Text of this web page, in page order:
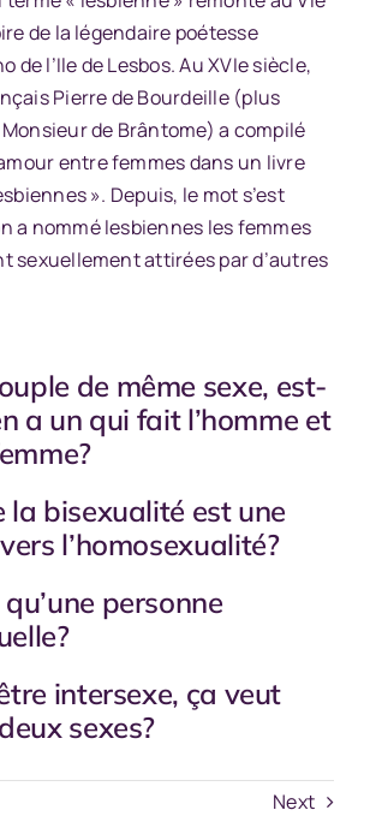
de la légendaire poétesse
de l’Ile de Lesbos. Au XVIe siècle,
Pierre de Bourdeille (plus
de Brântome) a compilé
entre femmes dans un livre
». Depuis, le mot s’est
a nommé lesbiennes les femmes
sexuellement attirées par d’autres
de même sexe, est-
a un qui fait l’homme et
la bisexualité est une
l’homosexualité?
qu’une personne
intersexe, ça veut
sexes?
Next